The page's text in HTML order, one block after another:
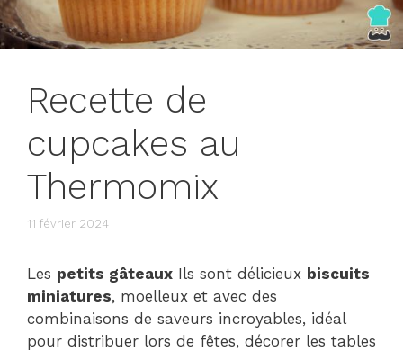
Recette de
cupcakes au
Thermomix
11 février 2024
Les petits gâteaux Ils sont délicieux biscuits
miniatures, moelleux et avec des
combinaisons de saveurs incroyables, idéal
pour distribuer lors de fêtes, décorer les tables